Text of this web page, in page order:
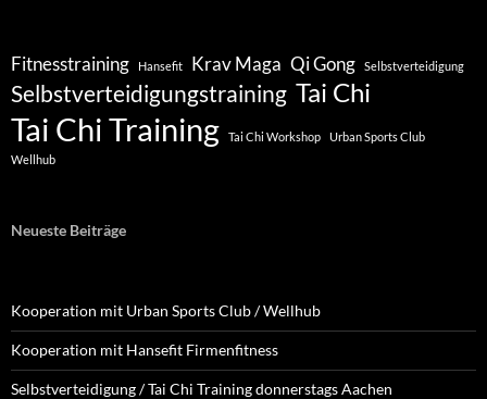
Fitnesstraining Hansefit Krav Maga Qi Gong Selbstverteidigung
Selbstverteidigungstraining Tai Chi
Tai Chi Training Tai Chi Workshop
Urban Sports Club
Wellhub
Neueste Beiträge
Kooperation mit Urban Sports Club / Wellhub
Kooperation mit Hansefit Firmenfitness
Selbstverteidigung / Tai Chi Training donnerstags Aachen